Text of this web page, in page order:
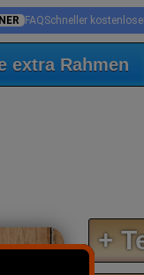
FAQSchneller
extra Rahmen
+